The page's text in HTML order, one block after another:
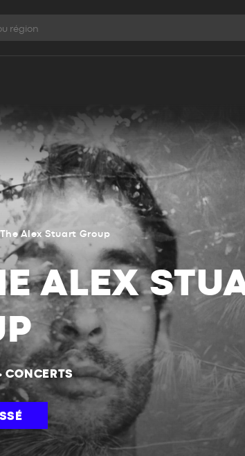
Alex Stuart Group
ALEX
CONCERTS